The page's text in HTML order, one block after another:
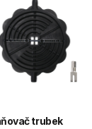
trubek